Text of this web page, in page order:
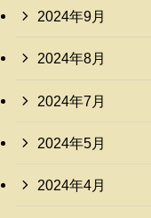
2024年9月
2024年8月
2024年7月
2024年5月
2024年4月